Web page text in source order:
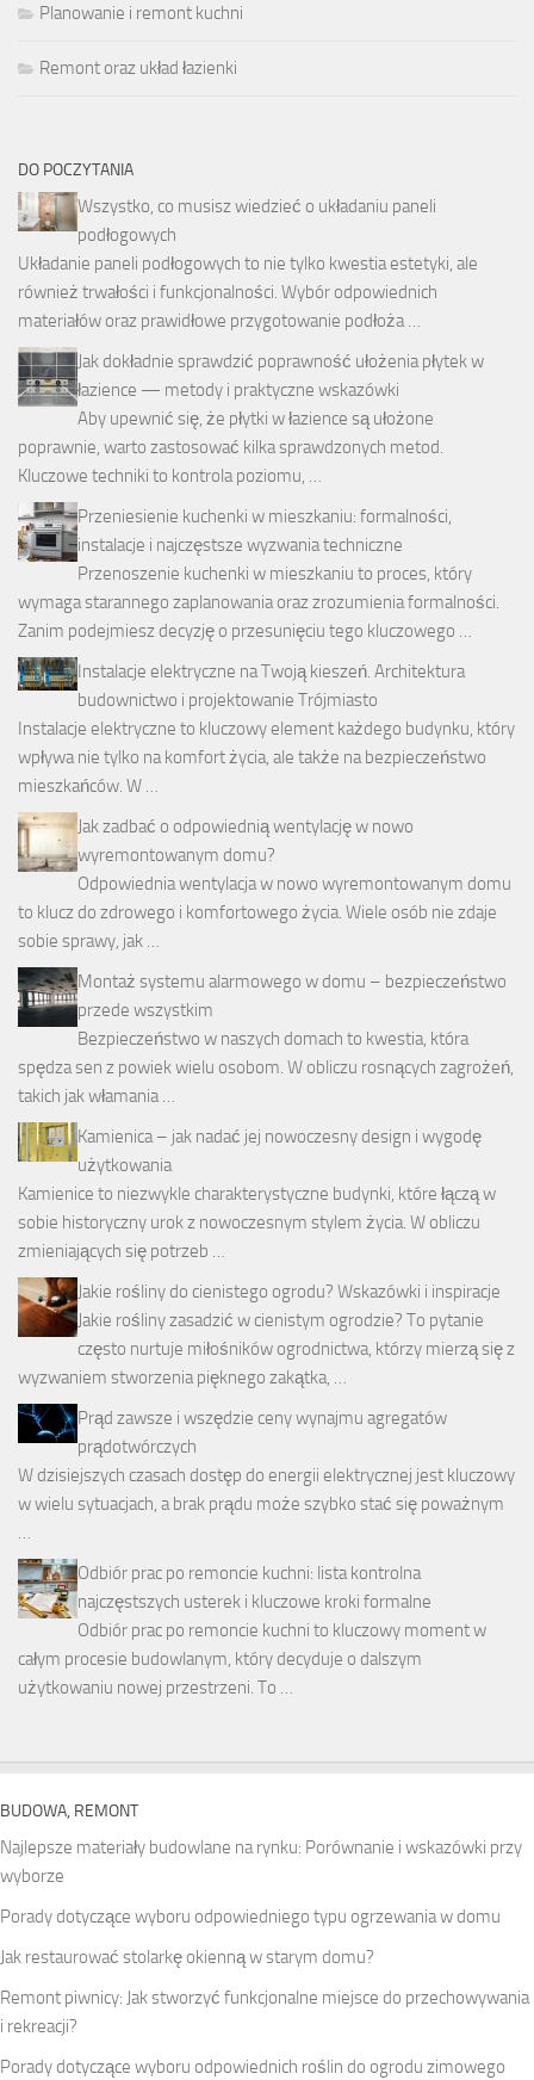
Planowanie i remont kuchni
Remont oraz układ łazienki
DO POCZYTANIA
Wszystko, co musisz wiedzieć o układaniu paneli
podłogowych
Układanie paneli podłogowych to nie tylko kwestia estetyki, ale
również trwałości i funkcjonalności. Wybór odpowiednich
materiałów oraz prawidłowe przygotowanie podłoża …
Jak dokładnie sprawdzić poprawność ułożenia płytek w
łazience — metody i praktyczne wskazówki
Aby upewnić się, że płytki w łazience są ułożone
poprawnie, warto zastosować kilka sprawdzonych metod.
Kluczowe techniki to kontrola poziomu, …
Przeniesienie kuchenki w mieszkaniu: formalności,
instalacje i najczęstsze wyzwania techniczne
Przenoszenie kuchenki w mieszkaniu to proces, który
wymaga starannego zaplanowania oraz zrozumienia formalności.
Zanim podejmiesz decyzję o przesunięciu tego kluczowego …
Instalacje elektryczne na Twoją kieszeń. Architektura
budownictwo i projektowanie Trójmiasto
Instalacje elektryczne to kluczowy element każdego budynku, który
wpływa nie tylko na komfort życia, ale także na bezpieczeństwo
mieszkańców. W …
Jak zadbać o odpowiednią wentylację w nowo
wyremontowanym domu?
Odpowiednia wentylacja w nowo wyremontowanym domu
to klucz do zdrowego i komfortowego życia. Wiele osób nie zdaje
sobie sprawy, jak …
Montaż systemu alarmowego w domu – bezpieczeństwo
przede wszystkim
Bezpieczeństwo w naszych domach to kwestia, która
spędza sen z powiek wielu osobom. W obliczu rosnących zagrożeń,
takich jak włamania …
Kamienica – jak nadać jej nowoczesny design i wygodę
użytkowania
Kamienice to niezwykle charakterystyczne budynki, które łączą w
sobie historyczny urok z nowoczesnym stylem życia. W obliczu
zmieniających się potrzeb …
Jakie rośliny do cienistego ogrodu? Wskazówki i inspiracje
Jakie rośliny zasadzić w cienistym ogrodzie? To pytanie
często nurtuje miłośników ogrodnictwa, którzy mierzą się z
wyzwaniem stworzenia pięknego zakątka, …
Prąd zawsze i wszędzie ceny wynajmu agregatów
prądotwórczych
W dzisiejszych czasach dostęp do energii elektrycznej jest kluczowy
w wielu sytuacjach, a brak prądu może szybko stać się poważnym
Odbiór prac po remoncie kuchni: lista kontrolna
najczęstszych usterek i kluczowe kroki formalne
Odbiór prac po remoncie kuchni to kluczowy moment w
całym procesie budowlanym, który decyduje o dalszym
użytkowaniu nowej przestrzeni. To …
BUDOWA, REMONT
Najlepsze materiały budowlane na rynku: Porównanie i wskazówki przy
wyborze
Porady dotyczące wyboru odpowiedniego typu ogrzewania w domu
Jak restaurować stolarkę okienną w starym domu?
Remont piwnicy: Jak stworzyć funkcjonalne miejsce do przechowywania
i rekreacji?
Porady dotyczące wyboru odpowiednich roślin do ogrodu zimowego